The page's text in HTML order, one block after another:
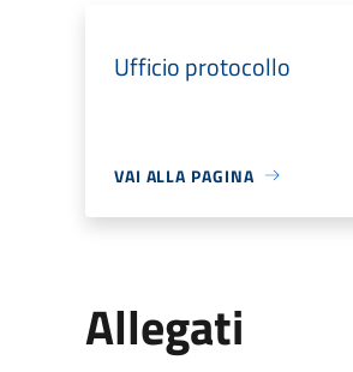
Ufficio protocollo
VAI ALLA PAGINA
Allegati